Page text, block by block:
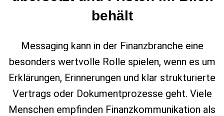
behält
Messaging kann in der Finanzbranche eine
besonders wertvolle Rolle spielen, wenn es um
Erklärungen, Erinnerungen und klar strukturierte
Vertrags oder Dokumentprozesse geht. Viele
Menschen empfinden Finanzkommunikation als